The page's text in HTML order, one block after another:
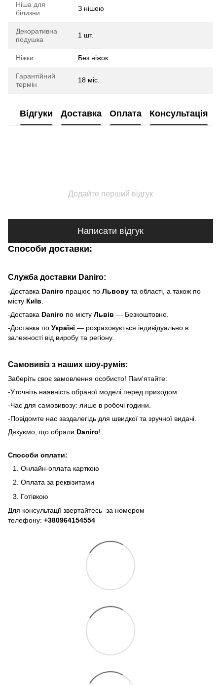
Ніша для
білизни
З нішею
Декоративна
подушка
1 шт.
Ніжки Без ніжок
Гарантійний
термін
18 міс.
Відгуки Доставка Оплата Консультація
Додайте перший відгук
Написати відгук
Способи доставки:
Служба доставки Daniro:
-Доставка Daniro працює по Львову та області, а також по
місту Київ
-Доставка Daniro по місту Львів — Безкоштовно.
-Доставка по Україні — розраховується індивідуально в
залежності від виробу та регіону.
Самовивіз з наших шоу-румів:
Заберіть своє замовлення особисто! Пам'ятайте:
-Уточніть наявність обраної моделі перед приходом.
-Час для самовивозу: лише в робочі години.
-Повідомте нас заздалегідь для швидкої та зручної видачі.
Дякуємо, що обрали Daniro!
Способи оплати:
Онлайн-оплата карткою
Оплата за реквізитами
Готівкою
Для консультації звертайтесь за номером
телефону: +380964154554